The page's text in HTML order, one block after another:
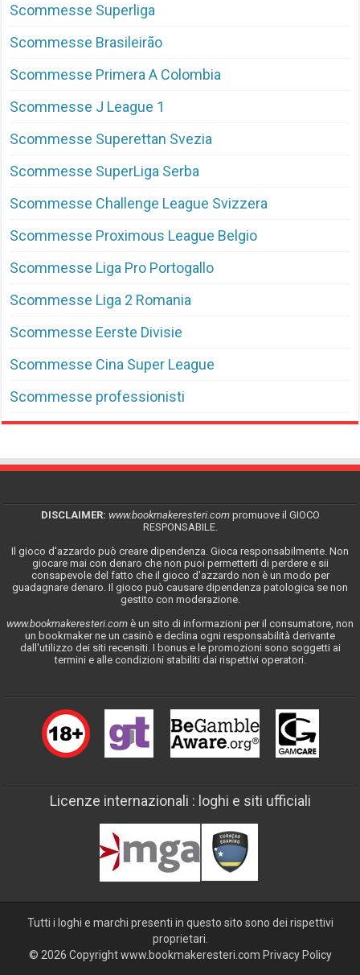
Scommesse Superliga
Scommesse Brasileirão
Scommesse Primera A Colombia
Scommesse J League 1
Scommesse Superettan Svezia
Scommesse SuperLiga Serba
Scommesse Challenge League Svizzera
Scommesse Proximous League Belgio
Scommesse Liga Pro Portogallo
Scommesse Liga 2 Romania
Scommesse Eerste Divisie
Scommesse Cina Super League
Scommesse professionisti
DISCLAIMER: www.bookmakeresteri.compromuove il GIOCO
RESPONSABILE.
Il gioco d'azzardo può creare dipendenza. Gioca responsabilmente. Non
giocare mai con denaro che non puoi permetterti di perdere e sii
consapevole del fatto che il gioco d'azzardo non è un modo per
guadagnare denaro. Il gioco può causare dipendenza patologica se non
gestito con moderazione.
www.bookmakeresteri.com è un sito di informazioni per il consumatore, non
un bookmaker ne un casinò e declina ogni responsabilità derivante
dall'utilizzo dei siti recensiti. I bonus e le promozioni sono soggetti ai
termini e alle condizioni stabiliti dai rispettivi operatori.
Licenze internazionali : loghi e siti ufficiali
Tutti i loghi e marchi presenti in questo sito sono dei rispettivi
proprietari.
© 2026 Copyright www.bookmakeresteri.com Privacy Policy